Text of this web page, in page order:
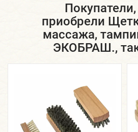
приобрели
массажа,
ЭКОБРАШ.,